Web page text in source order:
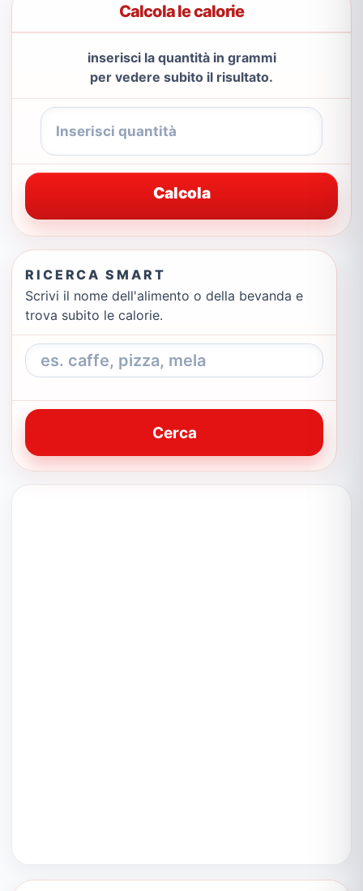
Calcola le calorie
inserisci la quantità in grammi
per vedere subito il risultato.
Calcola
RICERCA SMART
Scrivi il nome dell'alimento o della bevanda e
trova subito le calorie.
Cerca